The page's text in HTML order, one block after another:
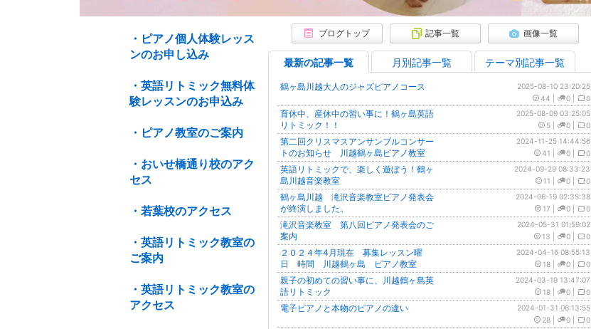
ブログトップ 記事一覧 画像一覧
最新の記事一覧 月別記事一覧 テーマ別記事一覧
鶴ヶ島川越大人のジャズピアノコース
2025-08-10 23:20:25
44
0 0
育休中、産休中の習い事に！鶴ヶ島英語
リトミック！！
2025-08-09 03:25:05
5
0 0
第二回クリスマスアンサンブルコンサー
トのお知らせ 川越鶴ヶ島ピアノ教室
2024-11-25 14:44:56
41
0 0
英語リトミックで、楽しく遊ぼう！鶴ヶ
島川越音楽教室
2024-09-29 08:33:23
11
0 0
鶴ヶ島川越 滝沢音楽教室ピアノ発表会
が終演しました。
2024-06-19 02:35:38
17
0 0
滝沢音楽教室 第八回ピアノ発表会のご
案内
2024-05-31 01:59:02
13
0 0
２０２４年4月現在 募集レッスン曜
日 時間 川越鶴ヶ島 ピアノ教室
2024-04-16 08:55:13
18
0 0
親子の初めての習い事に、川越鶴ヶ島英
語リトミック
2024-03-19 13:47:07
18
0 0
電子ピアノと本物のピアノの違い
2024-01-31 06:13:55
28
0 0
・ピアノ個人体験レッス
ンのお申し込み
・英語リトミック無料体
験レッスンのお申込み
・ピアノ教室のご案内
・おいせ橋通り校のアク
セス
・若葉校のアクセス
・英語リトミック教室の
ご案内
・英語リトミック教室の
アクセス